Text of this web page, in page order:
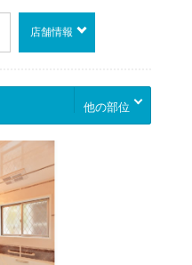
店舗情報
他の部位